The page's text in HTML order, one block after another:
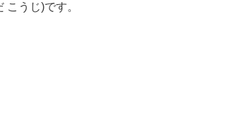
うじ)です。